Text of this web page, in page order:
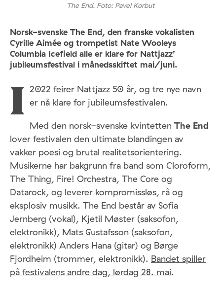
The End. Foto: Pavel Korbut
Norsk-svenske The End, den franske vokalisten
Cyrille Aimée og trompetist Nate Wooleys
Columbia Icefield alle er klare for Nattjazz’
jubileumsfestival i månedsskiftet mai/juni.
I 2022 feirer Nattjazz 50 år, og tre nye navn
er nå klare for jubileumsfestivalen.
Med den norsk-svenske kvintetten The End
lover festivalen den ultimate blandingen av
vakker poesi og brutal realitetsorientering.
Musikerne har bakgrunn fra band som Cloroform,
The Thing, Fire! Orchestra, The Core og
Datarock, og leverer kompromissløs, rå og
eksplosiv musikk. The End består av Sofia
Jernberg (vokal), Kjetil Møster (saksofon,
elektronikk), Mats Gustafsson (saksofon,
elektronikk) Anders Hana (gitar) og Børge
Fjordheim (trommer, elektronikk). Bandet spiller
på festivalens andre dag, lørdag 28. mai.